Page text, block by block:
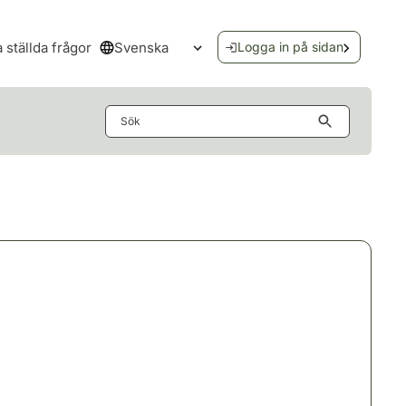
ställda frågor Svenska
Öppna språkmenyn
Logga in på sidan